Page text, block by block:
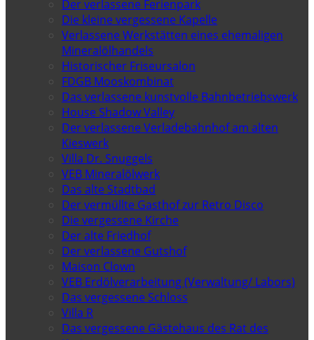
Der verlassene Ferienpark
Die kleine vergessene Kapelle
Verlassene Werkstätten eines ehemaligen
Mineralölhandels
Historischer Friseursalon
FDGB Mooskombinat
Das verlassene kunstvolle Bahnbetriebswerk
House Shadow Valley
Der verlassene Verladebahnhof am alten
Kieswerk
Villa Dr. Snuggels
VEB Mineralölwerk
Das alte Stadtbad
Der vermüllte Gasthof zur Retro Disco
Die vergessene Kirche
Der alte Friedhof
Der verlassene Gutshof
Maison Clown
VEB Erdölverarbeitung (Verwaltung/ Labors)
Das vergessene Schloss
Villa R
Das vergessene Gästehaus des Rat des